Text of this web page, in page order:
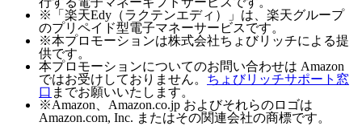
※「楽天Edy（ラクテンエディ）」は、楽天グループ
のプリペイド型電子マネーサービスです。
※本プロモーションは株式会社ちょびリッチによる提
供です。
本プロモーションについてのお問い合わせは Amazon
ではお受けしておりません。 ちょびリッチサポート窓
口 までお願いいたします。
※Amazon、Amazon.co.jp およびそれらのロゴは
Amazon.com, Inc. またはその関連会社の商標です。